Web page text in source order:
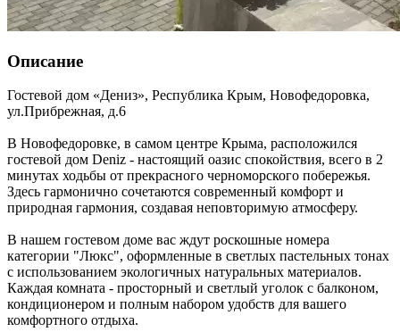
Описание
Гостевой дом «Дениз», Республика Крым, Новофедоровка,
ул.Прибрежная, д.6
В Новофедоровке, в самом центре Крыма, расположился
гостевой дом Deniz - настоящий оазис спокойствия, всего в 2
минутах ходьбы от прекрасного черноморского побережья.
Здесь гармонично сочетаются современный комфорт и
природная гармония, создавая неповторимую атмосферу.
В нашем гостевом доме вас ждут роскошные номера
категории "Люкс", оформленные в светлых пастельных тонах
с использованием экологичных натуральных материалов.
Каждая комната - просторный и светлый уголок с балконом,
кондиционером и полным набором удобств для вашего
комфортного отдыха.